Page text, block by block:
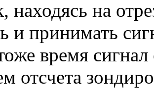
находясь на
и принимать
время
отсчета